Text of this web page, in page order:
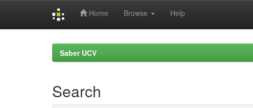
Home Browse Help
Saber UCV
Search